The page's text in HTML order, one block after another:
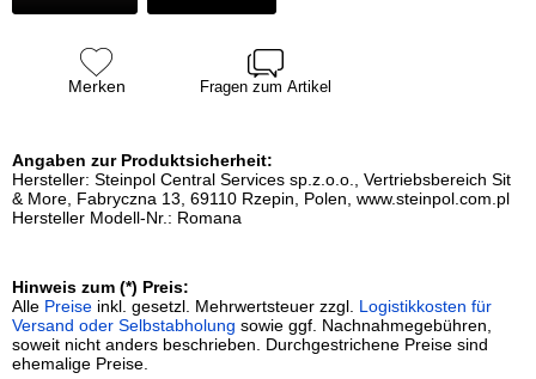
Merken Fragen zum Artikel
Angaben zur Produktsicherheit:
Hersteller: Steinpol Central Services sp.z.o.o., Vertriebsbereich Sit
& More, Fabryczna 13, 69110 Rzepin, Polen, www.steinpol.com.pl
Hersteller Modell-Nr.: Romana
Hinweis zum (*) Preis:
Alle Preise inkl. gesetzl. Mehrwertsteuer zzgl. Logistikkosten für
Versand oder Selbstabholung sowie ggf. Nachnahmegebühren,
soweit nicht anders beschrieben. Durchgestrichene Preise sind
ehemalige Preise.